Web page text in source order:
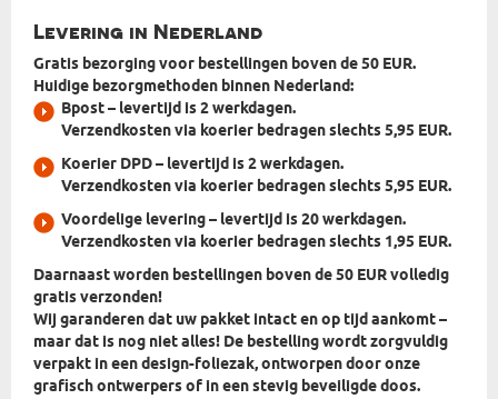
Levering in Nederland
Gratis bezorging voor bestellingen boven de 50 EUR.
Huidige bezorgmethoden binnen Nederland:
Bpost– levertijd is 2 werkdagen.
Verzendkosten via koerier bedragen slechts 5,95 EUR.
Koerier DPD– levertijd is 2 werkdagen.
Verzendkosten via koerier bedragen slechts 5,95 EUR.
Voordelige levering– levertijd is 20 werkdagen.
Verzendkosten via koerier bedragen slechts 1,95 EUR.
Daarnaast worden bestellingen boven de 50 EUR volledig
gratis verzonden!
Wij garanderen dat uw pakket intact en op tijd aankomt –
maar dat is nog niet alles! De bestelling wordt zorgvuldig
verpakt ineen design-foliezak, ontworpen door onze
grafisch ontwerpersof in een stevig beveiligde doos.